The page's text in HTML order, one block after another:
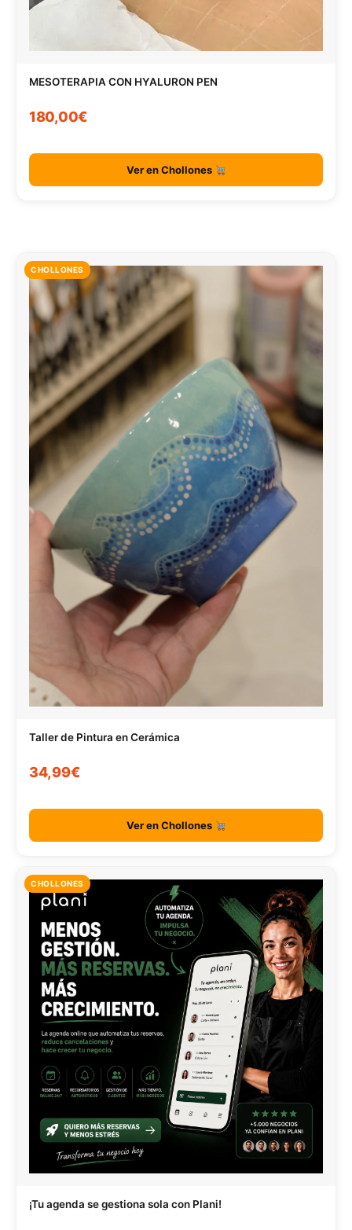
MESOTERAPIA CON HYALURON PEN
180,00€
Ver en Chollones
CHOLLONES
Taller de Pintura en Cerámica
34,99€
Ver en Chollones
CHOLLONES
¡Tu agenda se gestiona sola con Plani!